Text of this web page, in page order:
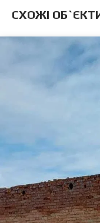
CХОЖІ